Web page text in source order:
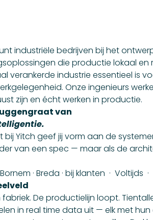
industriële bedrijven bij het
die productie lokaal en
verankerde industrie essentieel is
Onze ingenieurs
zijn en écht werken in productie.
van
bij Yitch geef jij vorm aan de
van een spec — maar als de
· Breda · bij klanten · Voltijds
De productielijn loopt.
in real time data uit — elk met